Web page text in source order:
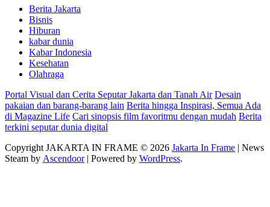
Berita Jakarta
Bisnis
Hiburan
kabar dunia
Kabar Indonesia
Kesehatan
Olahraga
Portal Visual dan Cerita Seputar Jakarta dan Tanah Air Desain
pakaian dan barang-barang lain Berita hingga Inspirasi, Semua Ada
di Magazine Life Cari sinopsis film favoritmu dengan mudah Berita
terkini seputar dunia digital
Copyright JAKARTA IN FRAME © 2026 Jakarta In Frame | News
Steam by Ascendoor| Powered by WordPress.